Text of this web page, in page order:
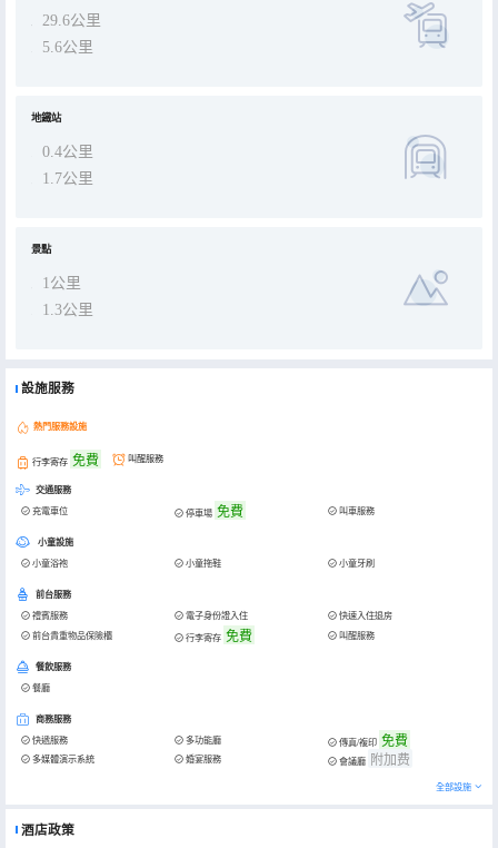
29.6公里
5.6公里
地鐵站
0.4公里
1.7公里
景點
1公里
1.3公里
設施服務
熱門服務設施
行李寄存 免費 叫醒服務
交通服務
充電車位 停車場 免費 叫車服務
小童設施
小童浴袍 小童拖鞋 小童牙刷
前台服務
禮賓服務 電子身份證入住
快速入住退房
前台貴重物品保險櫃
行李寄存 免費 叫醒服務
餐飲服務
餐廳
商務服務
快遞服務 多功能廳 傳真/複印 免費
多媒體演示系統 婚宴服務 會議廳 附加费
全部設施
酒店政策